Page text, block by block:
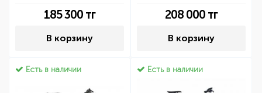
185 300 тг
В корзину
208 000 тг
В корзину
Есть в наличии Есть в наличии